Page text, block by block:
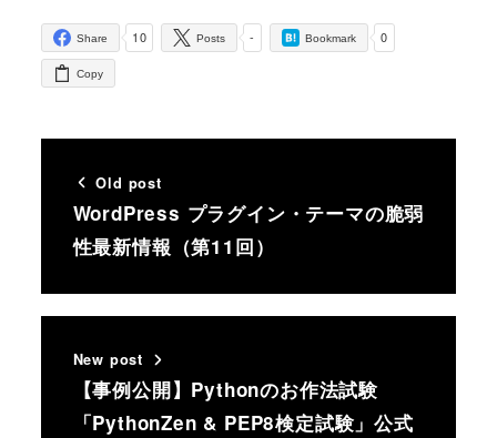
10
Share -
Posts 0
Bookmark
Copy
Old post
WordPress プラグイン・テーマの脆弱
性最新情報（第11回）
New post
【事例公開】Pythonのお作法試験
「PythonZen & PEP8検定試験」公式